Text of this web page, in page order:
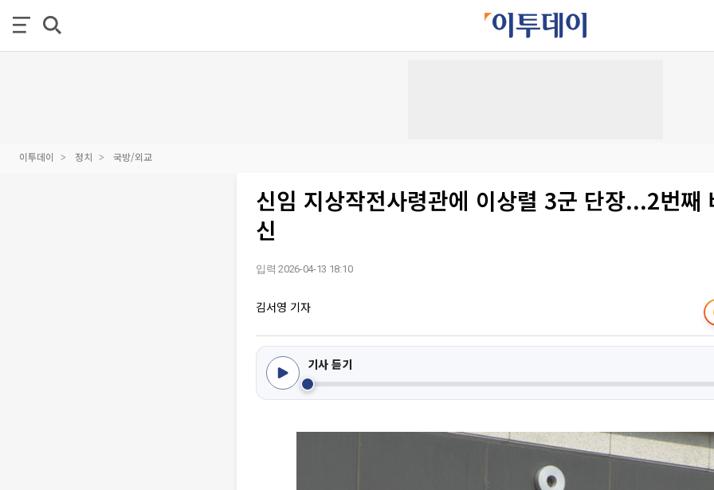
이투데이 정치 국방/외교
신임 지상작전사령관에 이상렬 3군 단장...2번째
신
입력 2026-04-13 18:10
김서영 기자
기사 듣기